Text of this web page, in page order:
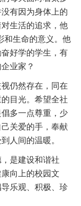
有因为身体上的
生活的追求，他
和生命的意义。他
好学的学生，有
业家？
仍然存在，同在
目光。希望全社
多一点尊重，少
关爱的手，奉献
人间的温暖。
是建设和谐社
向上的校园文
乐观、积极、珍